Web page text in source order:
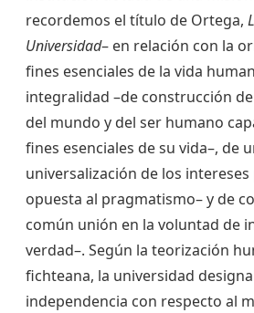
recordemos el título de Ortega,
Universidad– en relación con la
fines esenciales de la vida
integralidad –de construcción
del mundo y del ser humano
fines esenciales de su vida–, de
universalización de los
opuesta al pragmatismo– y de
común unión en la voluntad de
verdad–. Según la teorización
fichteana, la universidad
independencia con respecto al